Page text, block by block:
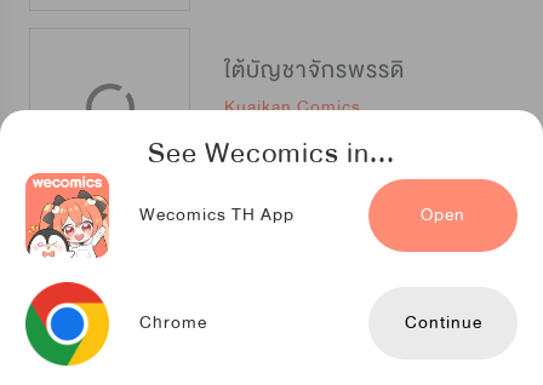
See Wecomics in...
Wecomics TH App Open
Chrome Continue
ใต้บัญชาจักรพรรดิ
Kuaikan Comics
หลวงตาบอกแล้วอย่าออกแว้นตอนตีสาม...เปรตมันดุ!